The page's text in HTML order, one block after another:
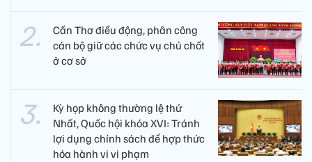
Cần Thơ điều động, phân công
cán bộ giữ các chức vụ chủ chốt
ở cơ sở
Kỳ họp không thường lệ thứ
Nhất, Quốc hội khóa XVI: Tránh
lợi dụng chính sách để hợp thức
hóa hành vi vi phạm